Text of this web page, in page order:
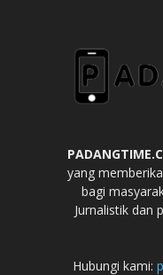
yang
bagi
Jurnalistik dan
Hubungi kami: